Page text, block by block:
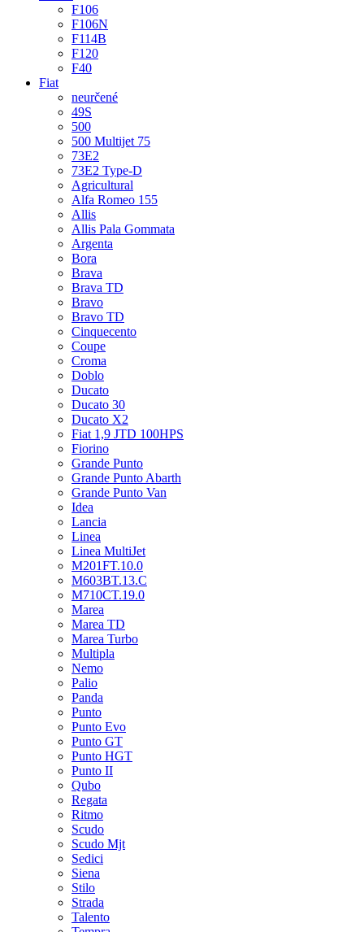
F106
F106N
F114B
F120
F40
Fiat
neurčené
49S
500
500 Multijet 75
73E2
73E2 Type-D
Agricultural
Alfa Romeo 155
Allis
Allis Pala Gommata
Argenta
Bora
Brava
Brava TD
Bravo
Bravo TD
Cinquecento
Coupe
Croma
Doblo
Ducato
Ducato 30
Ducato X2
Fiat 1,9 JTD 100HPS
Fiorino
Grande Punto
Grande Punto Abarth
Grande Punto Van
Idea
Lancia
Linea
Linea MultiJet
M201FT.10.0
M603BT.13.C
M710CT.19.0
Marea
Marea TD
Marea Turbo
Multipla
Nemo
Palio
Panda
Punto
Punto Evo
Punto GT
Punto HGT
Punto II
Qubo
Regata
Ritmo
Scudo
Scudo Mjt
Sedici
Siena
Stilo
Strada
Talento